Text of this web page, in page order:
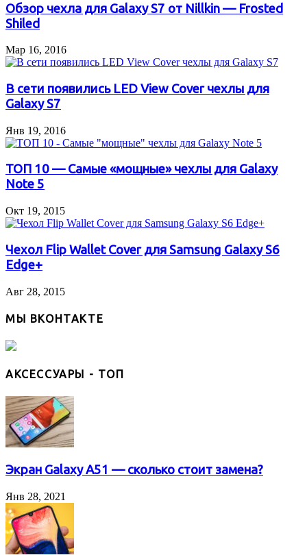
Обзор чехла для Galaxy S7 от Nillkin — Frosted
Shiled
Мар 16, 2016
В сети появились LED View Cover чехлы для
Galaxy S7
Янв 19, 2016
ТОП 10 — Самые «мощные» чехлы для Galaxy
Note 5
Окт 19, 2015
Чехол Flip Wallet Cover для Samsung Galaxy S6
Edge+
Авг 28, 2015
МЫ ВКОНТАКТЕ
АКСЕССУАРЫ - ТОП
Экран Galaxy A51 — сколько стоит замена?
Янв 28, 2021